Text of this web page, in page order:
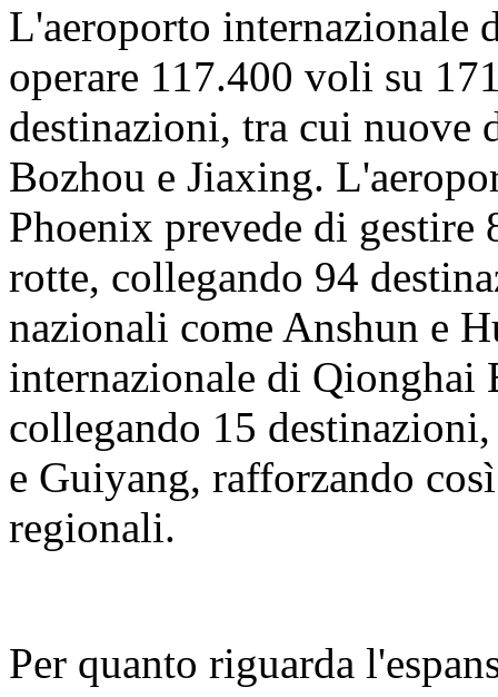
L'aeroporto internazionale
operare 117.400 voli su
destinazioni, tra cui nuove
Bozhou e Jiaxing.
Phoenix prevede di gestire
rotte, collegando 94
nazionali come Anshun e
internazionale di Qionghai
collegando 15
e Guiyang, rafforzando
regionali.
Per quanto riguarda